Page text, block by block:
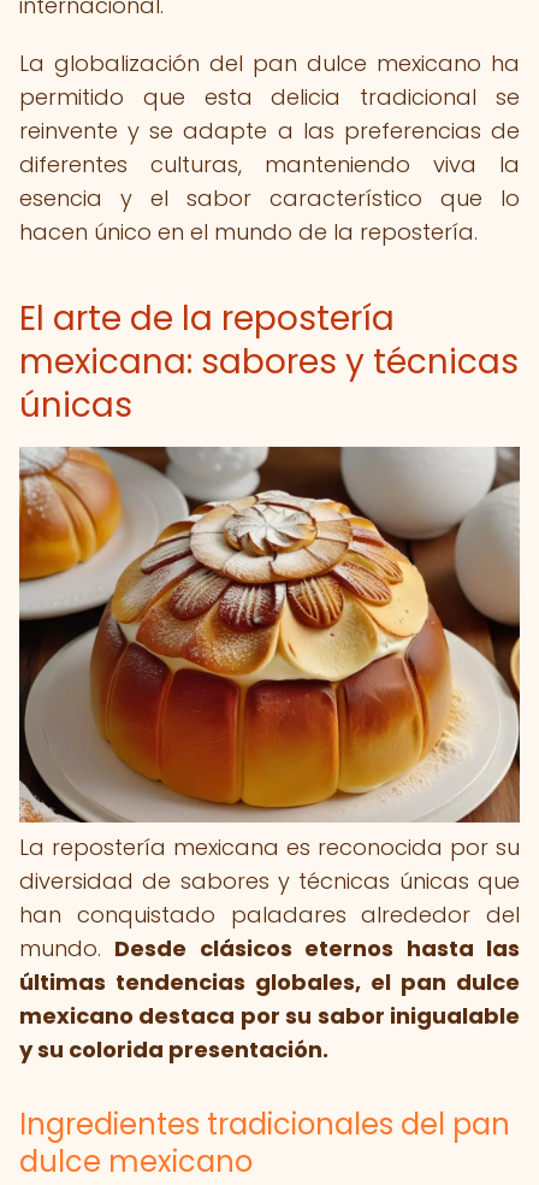
La globalización del pan dulce mexicano ha
permitido que esta delicia tradicional se
reinvente y se adapte a las preferencias de
diferentes culturas, manteniendo viva la
esencia y el sabor característico que lo
hacen único en el mundo de la repostería.
El arte de la repostería
mexicana: sabores y técnicas
únicas
La repostería mexicana es reconocida por su
diversidad de sabores y técnicas únicas que
han conquistado paladares alrededor del
mundo. Desde clásicos eternos hasta las
últimas tendencias globales, el pan dulce
mexicano destaca por su sabor inigualable
y su colorida presentación.
Ingredientes tradicionales del pan
dulce mexicano